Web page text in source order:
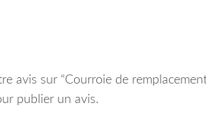
avis sur “Courroie de
publier un avis.